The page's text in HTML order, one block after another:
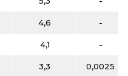
4,6 -
4,1 -
3,3 0,0025